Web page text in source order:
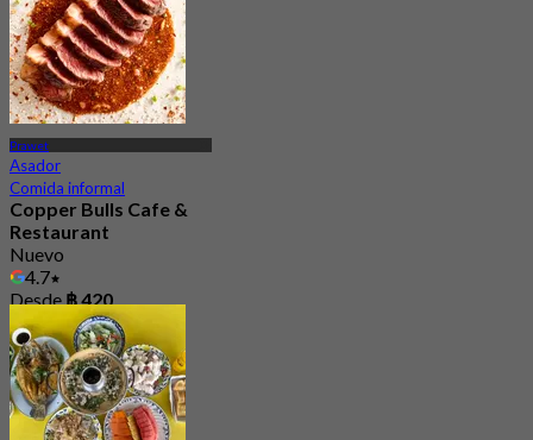
Prawet
Asador
Comida informal
Copper Bulls Cafe &
Restaurant
Nuevo
4.7
Desde ฿ 420